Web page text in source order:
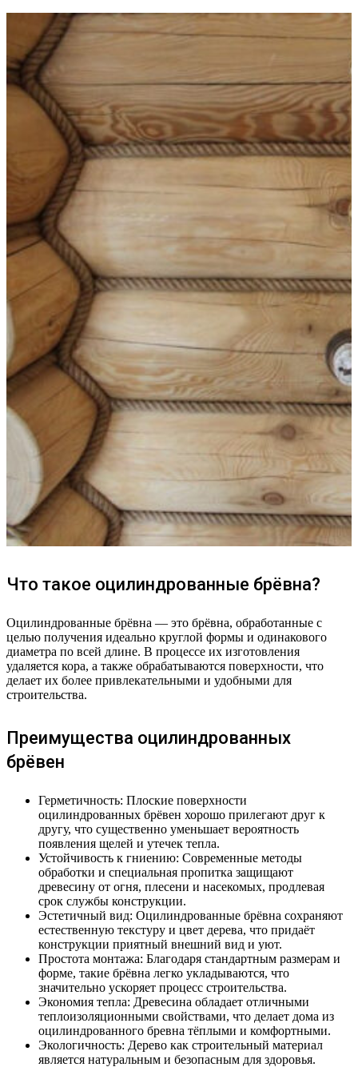
Что такое оцилиндрованные брёвна?
Оцилиндрованные брёвна — это брёвна, обработанные с
целью получения идеально круглой формы и одинакового
диаметра по всей длине. В процессе их изготовления
удаляется кора, а также обрабатываются поверхности, что
делает их более привлекательными и удобными для
строительства.
Преимущества оцилиндрованных
брёвен
Герметичность: Плоские поверхности
оцилиндрованных брёвен хорошо прилегают друг к
другу, что существенно уменьшает вероятность
появления щелей и утечек тепла.
Устойчивость к гниению: Современные методы
обработки и специальная пропитка защищают
древесину от огня, плесени и насекомых, продлевая
срок службы конструкции.
Эстетичный вид: Оцилиндрованные брёвна сохраняют
естественную текстуру и цвет дерева, что придаёт
конструкции приятный внешний вид и уют.
Простота монтажа: Благодаря стандартным размерам и
форме, такие брёвна легко укладываются, что
значительно ускоряет процесс строительства.
Экономия тепла: Древесина обладает отличными
теплоизоляционными свойствами, что делает дома из
оцилиндрованного бревна тёплыми и комфортными.
Экологичность: Дерево как строительный материал
является натуральным и безопасным для здоровья.